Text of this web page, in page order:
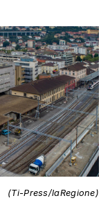
(Ti-Press/laRegione)